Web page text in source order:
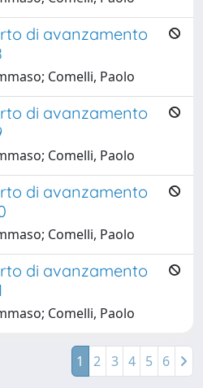
di avanzamento
Comelli, Paolo
di avanzamento
Comelli, Paolo
di avanzamento
Comelli, Paolo
di avanzamento
Comelli, Paolo
1 2 3 4 5 6